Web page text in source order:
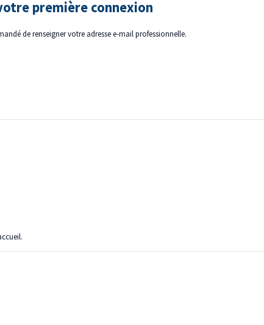
première connexion
de renseigner votre adresse e-mail professionnelle.